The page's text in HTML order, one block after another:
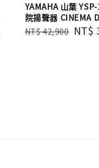
YAMAHA 山葉
院揚聲器 CINEMA
Regular
NT$ 42,900 Sale
NT$